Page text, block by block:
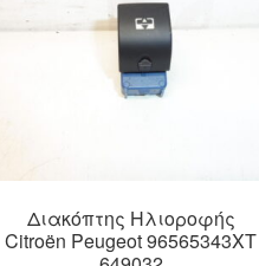
Διακόπτης Ηλιοροφής
Citroën Peugeot 96565343XT